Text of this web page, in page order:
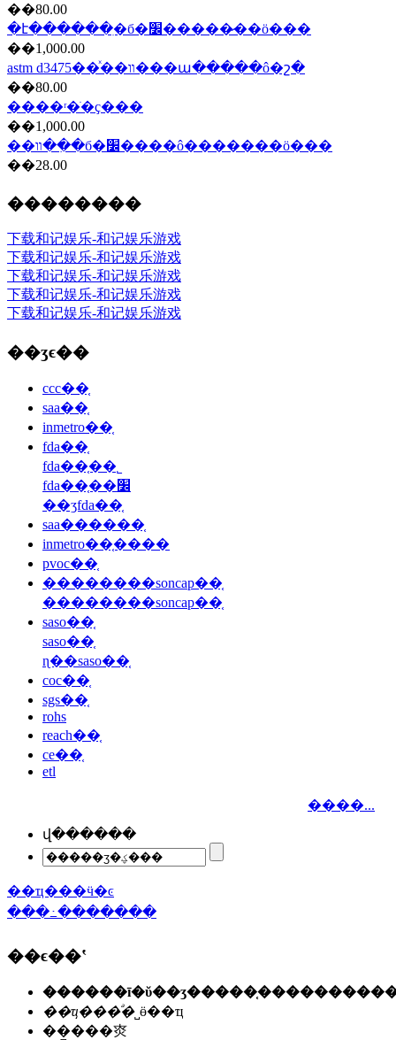
��80.00
�է������ִ�б�׼�����̷��ö���
��1,000.00
astm d3475��ͯ��װ���ա�����ô�շ�
��80.00
����ʳ�ֺ�ҫ���
��1,000.00
��װ��ִ�б�׼����ô�������ö���
��28.00
��������
下载和记娱乐-和记娱乐游戏
下载和记娱乐-和记娱乐游戏
下载和记娱乐-和记娱乐游戏
下载和记娱乐-和记娱乐游戏
下载和记娱乐-和记娱乐游戏
��ʒϵ��
ccc��֤
saa��֤
inmetro��֤
fda��֤
fda��֤��˾
fda��֤��׼
��ʒfda��֤
saa������֤
inmetro��֤����
pvoc��֤
��������soncap��֤
��������soncap��֤
saso��֤
saso��֤
ɳ��saso��֤
coc��֤
sgs��֤
rohs
reach��֤
ce��֤
etl
����...
վ������
��ҵ���ӵ�ͼ
���߸�������
��ϵ��ʽ
��ҵ���ͣ�˽ӫ��ҵ
��ַ���㶫